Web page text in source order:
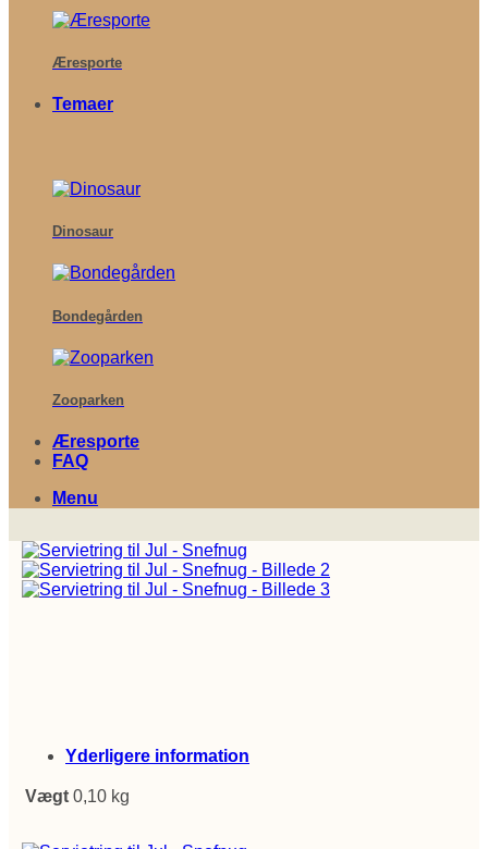
Æresporte
Temaer
Dinosaur
Bondegården
Zooparken
Æresporte
FAQ
Menu
Yderligere information
Vægt 0,10 kg